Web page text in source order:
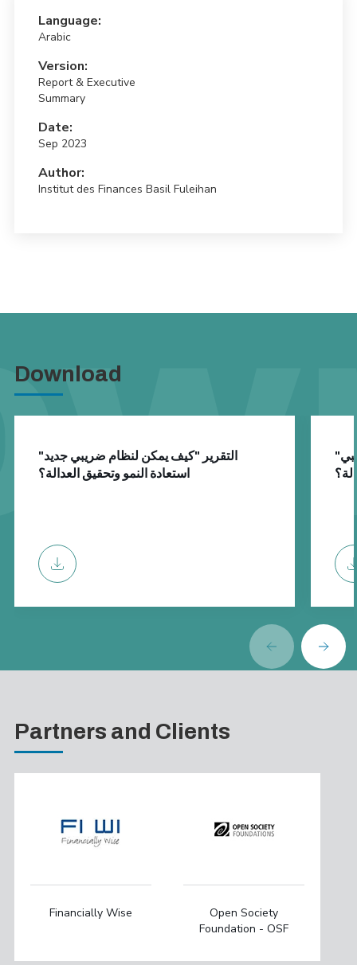
Language:
Arabic
Version:
Report & Executive
Summary
Date:
Sep 2023
Author:
Institut des Finances Basil Fuleihan
Download
"التقرير "كيف يمكن لنظام ضريبي جديد
استعادة النمو وتحقيق العدالة؟
"الملخص التنفيذي "كيف يمكن لنظام ضريبي
Partners and Clients
Financially Wise
Open Society
Foundation - OSF